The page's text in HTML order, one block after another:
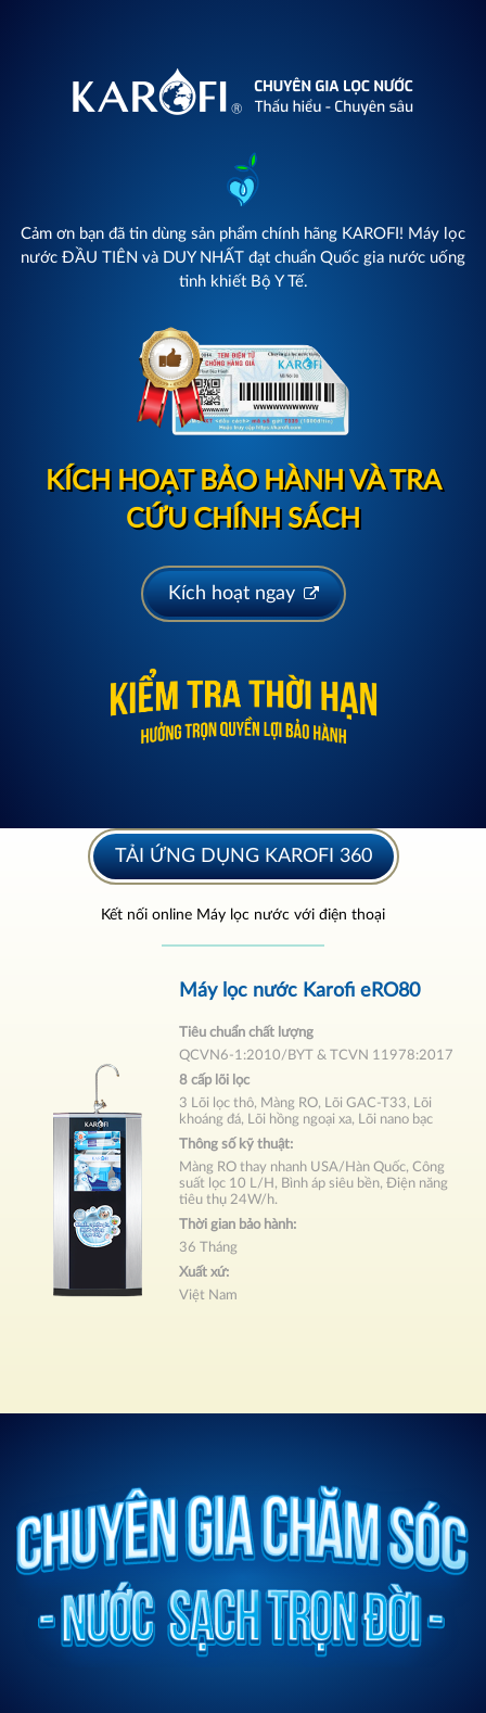
Cảm ơn bạn đã tin dùng sản phẩm chính hãng KAROFI! Máy lọc
nước ĐẦU TIÊN và DUY NHẤT đạt chuẩn Quốc gia nước uống
tinh khiết Bộ Y Tế.
KÍCH HOẠT BẢO HÀNH VÀ TRA
CỨU CHÍNH SÁCH
Kích hoạt ngay
TẢI ỨNG DỤNG KAROFI 360
Kết nối online Máy lọc nước với điện thoại
Máy lọc nước Karofi eRO80
Tiêu chuẩn chất lượng
QCVN6-1:2010/BYT & TCVN 11978:2017
8 cấp lõi lọc
3 Lõi lọc thô, Màng RO, Lõi GAC-T33, Lõi
khoáng đá, Lõi hồng ngoại xa, Lõi nano bạc
Thông số kỹ thuật:
Màng RO thay nhanh USA/Hàn Quốc, Công
suất lọc 10 L/H, Bình áp siêu bền, Điện năng
tiêu thụ 24W/h.
Thời gian bảo hành:
36 Tháng
Xuất xứ:
Việt Nam